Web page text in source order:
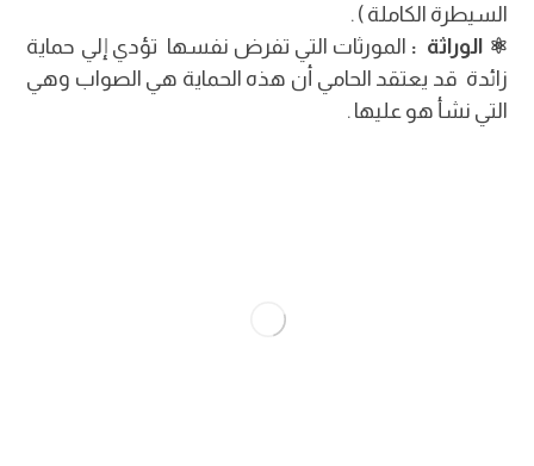
السيطرة الكاملة ) .
⚛︎ الوراثة : المورثات التي تفرض نفسها تؤدي إلي حماية
زائدة قد يعتقد الحامي أن هذه الحماية هي الصواب وهي
التي نشأ هو عليها .